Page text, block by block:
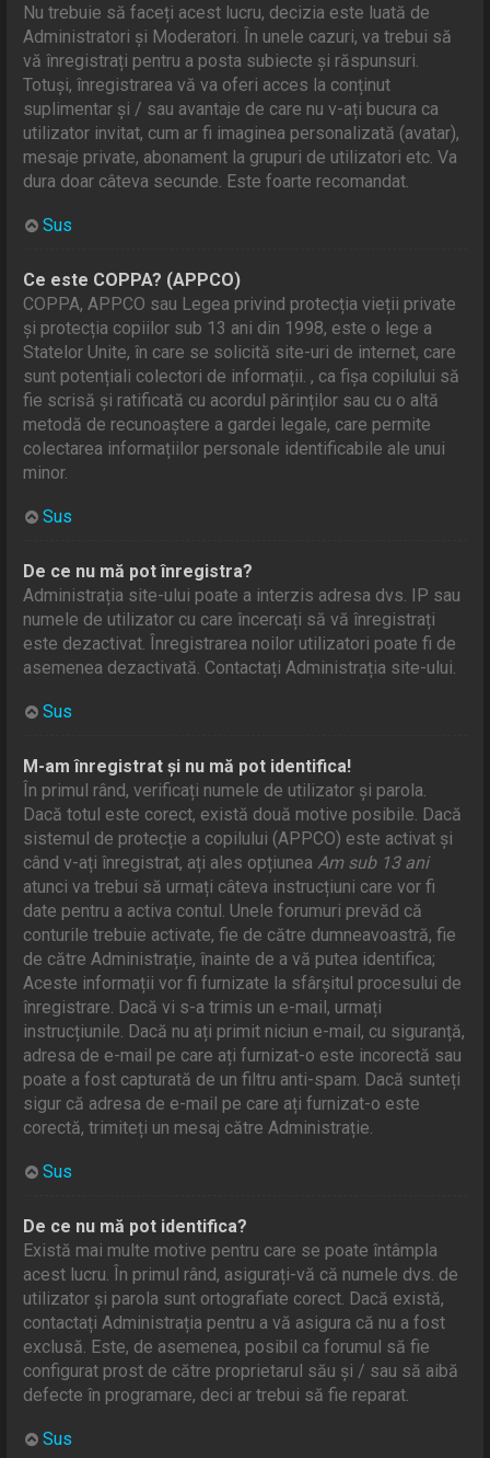
Nu trebuie să faceți acest lucru, decizia este luată de
Administratori și Moderatori. În unele cazuri, va trebui să
vă înregistrați pentru a posta subiecte și răspunsuri.
Totuși, înregistrarea vă va oferi acces la conținut
suplimentar și / sau avantaje de care nu v-ați bucura ca
utilizator invitat, cum ar fi imaginea personalizată (avatar),
mesaje private, abonament la grupuri de utilizatori etc. Va
dura doar câteva secunde. Este foarte recomandat.
Sus
Ce este COPPA? (APPCO)
COPPA, APPCO sau Legea privind protecția vieții private
și protecția copiilor sub 13 ani din 1998, este o lege a
Statelor Unite, în care se solicită site-uri de internet, care
sunt potențiali colectori de informații. , ca fișa copilului să
fie scrisă și ratificată cu acordul părinților sau cu o altă
metodă de recunoaștere a gardei legale, care permite
colectarea informațiilor personale identificabile ale unui
minor.
Sus
De ce nu mă pot înregistra?
Administrația site-ului poate a interzis adresa dvs. IP sau
numele de utilizator cu care încercați să vă înregistrați
este dezactivat. Înregistrarea noilor utilizatori poate fi de
asemenea dezactivată. Contactați Administrația site-ului.
Sus
M-am înregistrat și nu mă pot identifica!
În primul rând, verificați numele de utilizator și parola.
Dacă totul este corect, există două motive posibile. Dacă
sistemul de protecție a copilului (APPCO) este activat și
când v-ați înregistrat, ați ales opțiunea Am sub 13 ani
atunci va trebui să urmați câteva instrucțiuni care vor fi
date pentru a activa contul. Unele forumuri prevăd că
conturile trebuie activate, fie de către dumneavoastră, fie
de către Administrație, înainte de a vă putea identifica;
Aceste informații vor fi furnizate la sfârșitul procesului de
înregistrare. Dacă vi s-a trimis un e-mail, urmați
instrucțiunile. Dacă nu ați primit niciun e-mail, cu siguranță,
adresa de e-mail pe care ați furnizat-o este incorectă sau
poate a fost capturată de un filtru anti-spam. Dacă sunteți
sigur că adresa de e-mail pe care ați furnizat-o este
corectă, trimiteți un mesaj către Administrație.
Sus
De ce nu mă pot identifica?
Există mai multe motive pentru care se poate întâmpla
acest lucru. În primul rând, asigurați-vă că numele dvs. de
utilizator și parola sunt ortografiate corect. Dacă există,
contactați Administrația pentru a vă asigura că nu a fost
exclusă. Este, de asemenea, posibil ca forumul să fie
configurat prost de către proprietarul său și / sau să aibă
defecte în programare, deci ar trebui să fie reparat.
Sus